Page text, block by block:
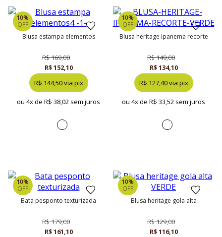
10%
OFF
blusa estampa elementos
R$ 169,00
R$ 152,10
R$ 144,50 via pix
ou 4x de R$ 38,02 sem juros
10%
OFF
blusa heritage ipanema recorte
R$ 149,00
R$ 134,10
R$ 127,40 via pix
ou 4x de R$ 33,52 sem juros
10%
OFF
bata pesponto texturizada
R$ 179,00
R$ 161,10
10%
OFF
blusa heritage gola alta
R$ 129,00
R$ 116,10